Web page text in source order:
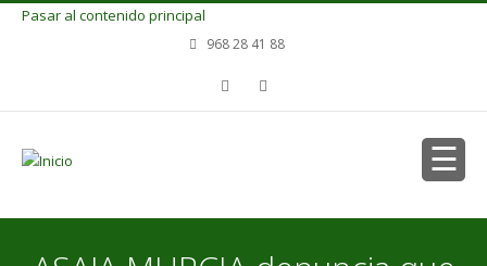
Pasar al contenido principal
968 28 41 88